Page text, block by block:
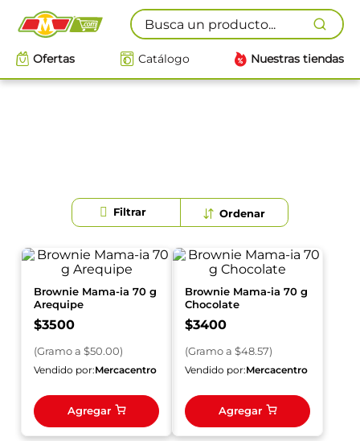
Busca un producto...
Ofertas Catálogo Nuestras tiendas
Brownie Mama-ia 70 g
Arequipe
$3500
(Gramoa $50.00)
Vendido por:Mercacentro
Agregar
Brownie Mama-ia 70 g
Chocolate
$3400
(Gramoa $48.57)
Vendido por:Mercacentro
Agregar